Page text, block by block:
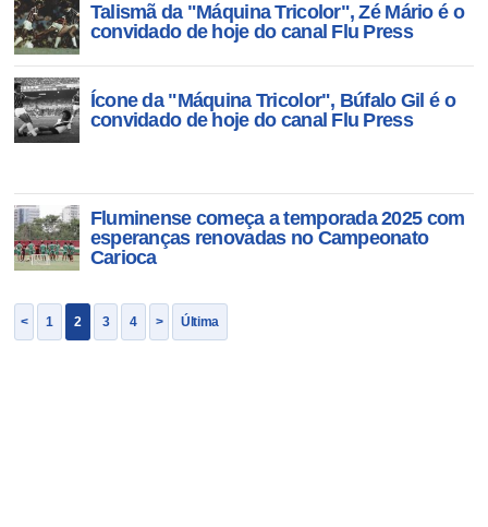
Talismã da "Máquina Tricolor", Zé Mário é o
convidado de hoje do canal Flu Press
Ícone da "Máquina Tricolor", Búfalo Gil é o
convidado de hoje do canal Flu Press
Fluminense começa a temporada 2025 com
esperanças renovadas no Campeonato
Carioca
< 1 2 3 4 > Última